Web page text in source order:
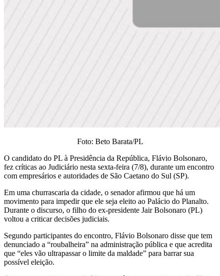
Foto: Beto Barata/PL
O candidato do PL à Presidência da República, Flávio Bolsonaro,
fez críticas ao Judiciário nesta sexta-feira (7/8), durante um encontro
com empresários e autoridades de São Caetano do Sul (SP).
Em uma churrascaria da cidade, o senador afirmou que há um
movimento para impedir que ele seja eleito ao Palácio do Planalto.
Durante o discurso, o filho do ex-presidente Jair Bolsonaro (PL)
voltou a criticar decisões judiciais.
Segundo participantes do encontro, Flávio Bolsonaro disse que tem
denunciado a “roubalheira” na administração pública e que acredita
que “eles vão ultrapassar o limite da maldade” para barrar sua
possível eleição.